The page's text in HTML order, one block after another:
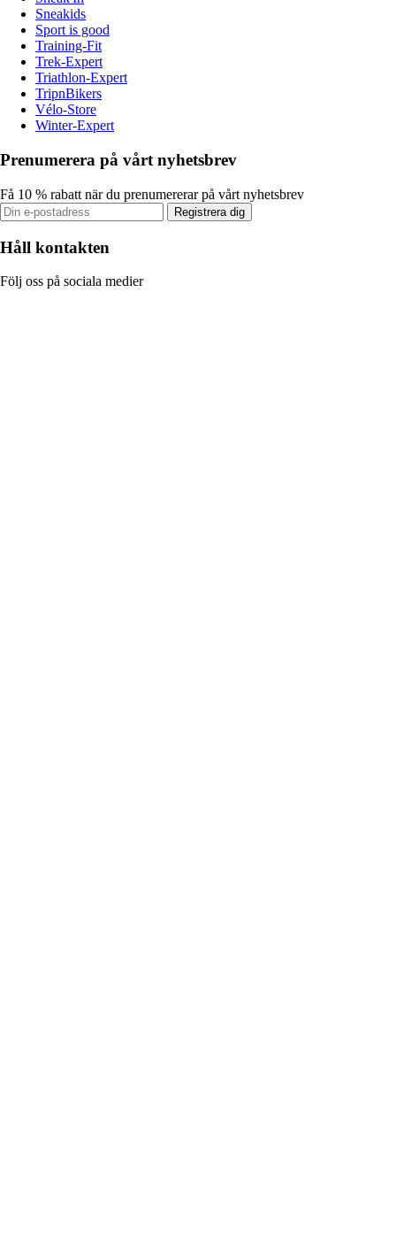
Sneakids
Sport is good
Training-Fit
Trek-Expert
Triathlon-Expert
TripnBikers
Vélo-Store
Winter-Expert
Prenumerera på vårt nyhetsbrev
Få 10 % rabatt när du prenumererar på vårt nyhetsbrev
Registrera dig
Håll kontakten
Följ oss på sociala medier